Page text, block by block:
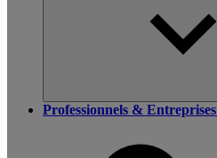
Professionnels & Entreprises